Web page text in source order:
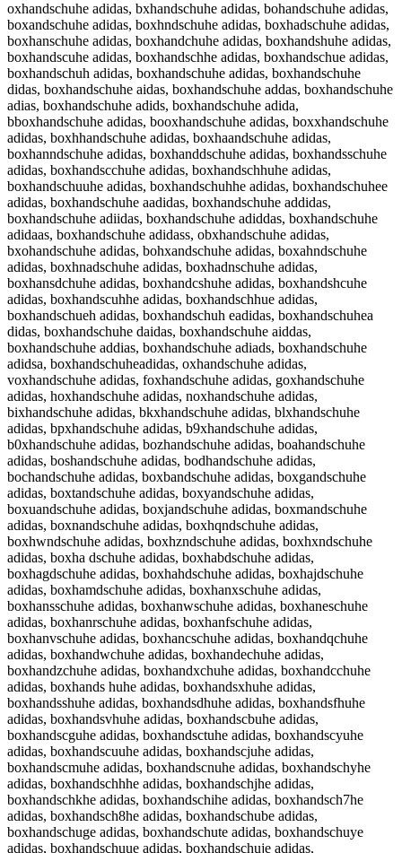
oxhandschuhe adidas, bxhandschuhe adidas, bohandschuhe adidas,
boxandschuhe adidas, boxhndschuhe adidas, boxhadschuhe adidas,
boxhanschuhe adidas, boxhandchuhe adidas, boxhandshuhe adidas,
boxhandscuhe adidas, boxhandschhe adidas, boxhandschue adidas,
boxhandschuh adidas, boxhandschuhe adidas, boxhandschuhe
didas, boxhandschuhe aidas, boxhandschuhe addas, boxhandschuhe
adias, boxhandschuhe adids, boxhandschuhe adida,
bboxhandschuhe adidas, booxhandschuhe adidas, boxxhandschuhe
adidas, boxhhandschuhe adidas, boxhaandschuhe adidas,
boxhanndschuhe adidas, boxhanddschuhe adidas, boxhandsschuhe
adidas, boxhandscchuhe adidas, boxhandschhuhe adidas,
boxhandschuuhe adidas, boxhandschuhhe adidas, boxhandschuhee
adidas, boxhandschuhe aadidas, boxhandschuhe addidas,
boxhandschuhe adiidas, boxhandschuhe adiddas, boxhandschuhe
adidaas, boxhandschuhe adidass, obxhandschuhe adidas,
bxohandschuhe adidas, bohxandschuhe adidas, boxahndschuhe
adidas, boxhnadschuhe adidas, boxhadnschuhe adidas,
boxhansdchuhe adidas, boxhandcshuhe adidas, boxhandshcuhe
adidas, boxhandscuhhe adidas, boxhandschhue adidas,
boxhandschueh adidas, boxhandschuh eadidas, boxhandschuhea
didas, boxhandschuhe daidas, boxhandschuhe aiddas,
boxhandschuhe addias, boxhandschuhe adiads, boxhandschuhe
adidsa, boxhandschuheadidas, oxhandschuhe adidas,
voxhandschuhe adidas, foxhandschuhe adidas, goxhandschuhe
adidas, hoxhandschuhe adidas, noxhandschuhe adidas,
bixhandschuhe adidas, bkxhandschuhe adidas, blxhandschuhe
adidas, bpxhandschuhe adidas, b9xhandschuhe adidas,
b0xhandschuhe adidas, bozhandschuhe adidas, boahandschuhe
adidas, boshandschuhe adidas, bodhandschuhe adidas,
bochandschuhe adidas, boxbandschuhe adidas, boxgandschuhe
adidas, boxtandschuhe adidas, boxyandschuhe adidas,
boxuandschuhe adidas, boxjandschuhe adidas, boxmandschuhe
adidas, boxnandschuhe adidas, boxhqndschuhe adidas,
boxhwndschuhe adidas, boxhzndschuhe adidas, boxhxndschuhe
adidas, boxha dschuhe adidas, boxhabdschuhe adidas,
boxhagdschuhe adidas, boxhahdschuhe adidas, boxhajdschuhe
adidas, boxhamdschuhe adidas, boxhanxschuhe adidas,
boxhansschuhe adidas, boxhanwschuhe adidas, boxhaneschuhe
adidas, boxhanrschuhe adidas, boxhanfschuhe adidas,
boxhanvschuhe adidas, boxhancschuhe adidas, boxhandqchuhe
adidas, boxhandwchuhe adidas, boxhandechuhe adidas,
boxhandzchuhe adidas, boxhandxchuhe adidas, boxhandcchuhe
adidas, boxhands huhe adidas, boxhandsxhuhe adidas,
boxhandsshuhe adidas, boxhandsdhuhe adidas, boxhandsfhuhe
adidas, boxhandsvhuhe adidas, boxhandscbuhe adidas,
boxhandscguhe adidas, boxhandsctuhe adidas, boxhandscyuhe
adidas, boxhandscuuhe adidas, boxhandscjuhe adidas,
boxhandscmuhe adidas, boxhandscnuhe adidas, boxhandschyhe
adidas, boxhandschhhe adidas, boxhandschjhe adidas,
boxhandschkhe adidas, boxhandschihe adidas, boxhandsch7he
adidas, boxhandsch8he adidas, boxhandschube adidas,
boxhandschuge adidas, boxhandschute adidas, boxhandschuye
adidas, boxhandschuue adidas, boxhandschuje adidas,